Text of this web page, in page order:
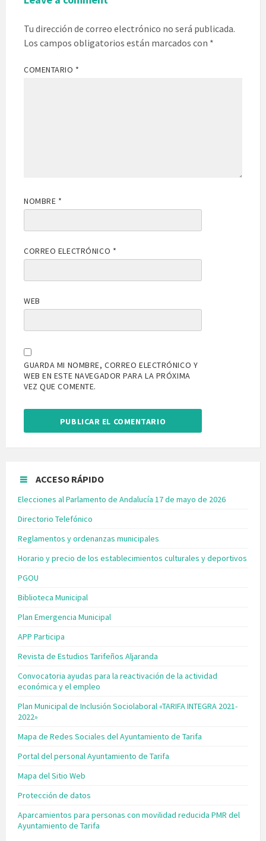
Tu dirección de correo electrónico no será publicada.
Los campos obligatorios están marcados con *
COMENTARIO *
NOMBRE *
CORREO ELECTRÓNICO *
WEB
GUARDA MI NOMBRE, CORREO ELECTRÓNICO Y
WEB EN ESTE NAVEGADOR PARA LA PRÓXIMA
VEZ QUE COMENTE.
ACCESO RÁPIDO
Elecciones al Parlamento de Andalucía 17 de mayo de 2026
Directorio Telefónico
Reglamentos y ordenanzas municipales
Horario y precio de los establecimientos culturales y deportivos
PGOU
Biblioteca Municipal
Plan Emergencia Municipal
APP Participa
Revista de Estudios Tarifeños Aljaranda
Convocatoria ayudas para la reactivación de la actividad
económica y el empleo
Plan Municipal de Inclusión Sociolaboral «TARIFA INTEGRA 2021-
2022»
Mapa de Redes Sociales del Ayuntamiento de Tarifa
Portal del personal Ayuntamiento de Tarifa
Mapa del Sitio Web
Protección de datos
Aparcamientos para personas con movilidad reducida PMR del
Ayuntamiento de Tarifa